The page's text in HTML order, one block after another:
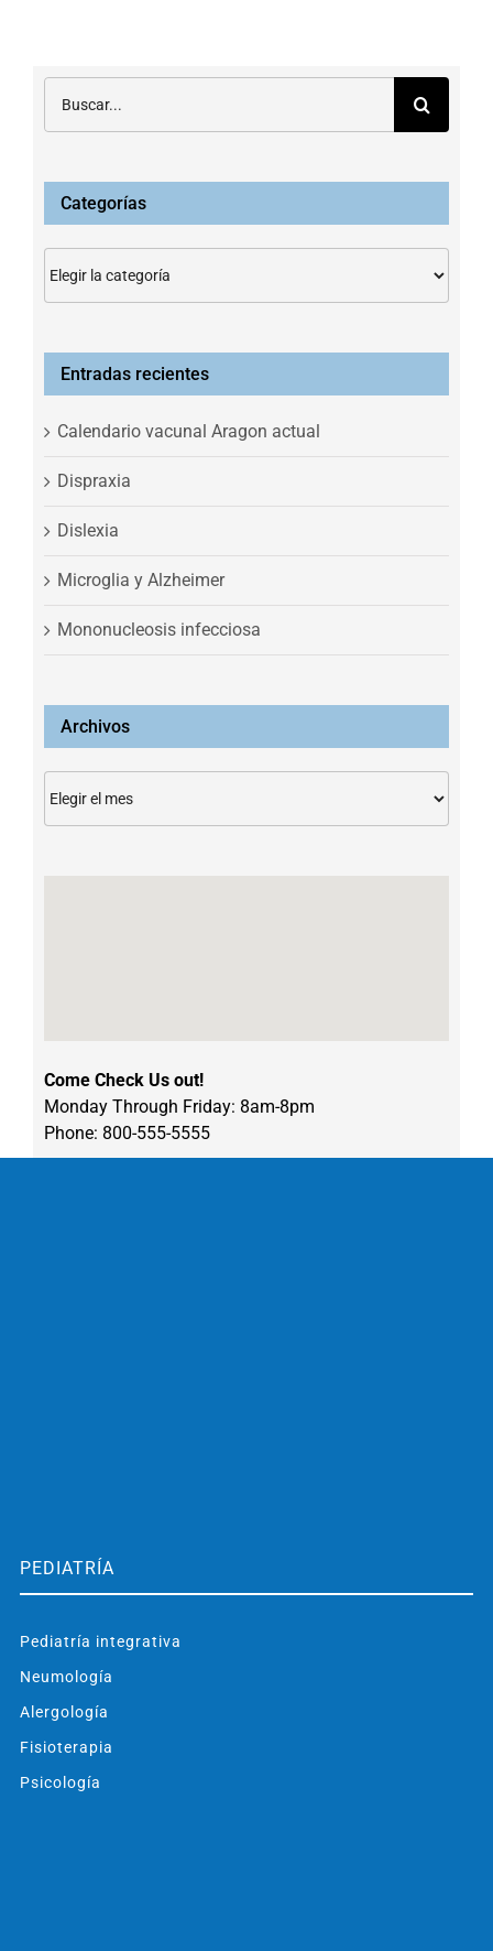
Categorías
Entradas recientes
Calendario vacunal Aragon actual
Dispraxia
Dislexia
Microglia y Alzheimer
Mononucleosis infecciosa
Archivos
Come Check Us out!
Monday Through Friday: 8am-8pm
Phone: 800-555-5555
PEDIATRÍA
Pediatría integrativa
Neumología
Alergología
Fisioterapia
Psicología